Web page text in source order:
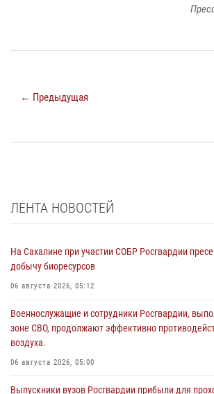
← Предыдущая
ЛЕНТА НОВОСТЕЙ
На Сахалине при участии СОБР Росгвардии
добычу биоресурсов
06 августа 2026, 05:12
Военнослужащие и сотрудники Росгвардии,
зоне СВО, продолжают эффективно
воздуха.
06 августа 2026, 05:00
Выпускники вузов Росгвардии прибыли для